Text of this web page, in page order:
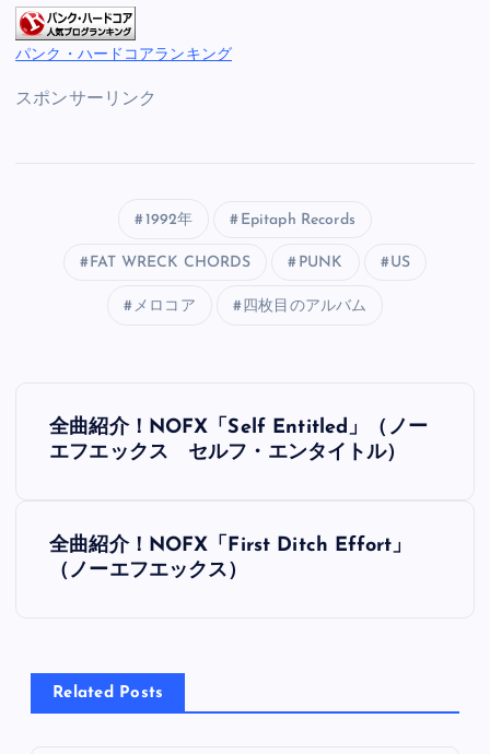
パンク・ハードコアランキング
スポンサーリンク
1992年 Epitaph Records
FAT WRECK CHORDS PUNK US
メロコア 四枚目のアルバム
投
稿
ビ
ー
シ
全曲紹介！NOFX「Self Entitled」（ノー
エフエックス セルフ・エンタイトル）
全曲紹介！NOFX「First Ditch Effort」
（ノーエフエックス）
Related Posts